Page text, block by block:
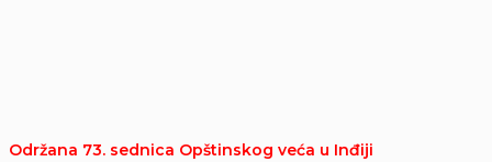
Održana 73. sednica Opštinskog veća u Inđiji